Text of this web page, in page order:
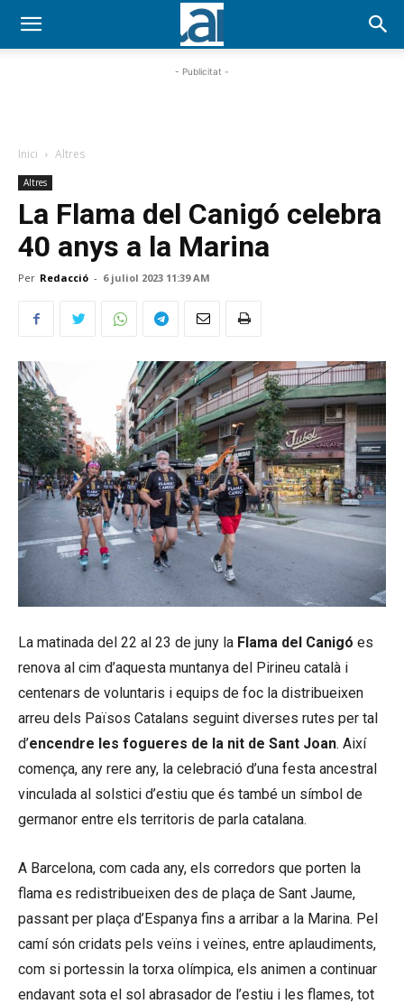
- Publicitat -
Inici Altres
Altres
La Flama del Canigó celebra
40 anys a la Marina
Per Redacció - 6 juliol 2023 11:39 AM
La matinada del 22 al 23 de juny la Flama del Canigó es
renova al cim d’aquesta muntanya del Pirineu català i
centenars de voluntaris i equips de foc la distribueixen
arreu dels Països Catalans seguint diverses rutes per tal
d’encendre les fogueres de la nit de Sant Joan. Així
comença, any rere any, la celebració d’una festa ancestral
vinculada al solstici d’estiu que és també un símbol de
germanor entre els territoris de parla catalana.
A Barcelona, com cada any, els corredors que porten la
flama es redistribueixen des de plaça de Sant Jaume,
passant per plaça d’Espanya fins a arribar a la Marina. Pel
camí són cridats pels veïns i veïnes, entre aplaudiments,
com si portessin la torxa olímpica, els animen a continuar
endavant sota el sol abrasador de l’estiu i les flames, tot